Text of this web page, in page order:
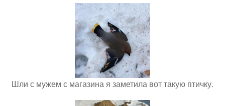
Шли с мужем с магазина я заметила вот такую птичку.